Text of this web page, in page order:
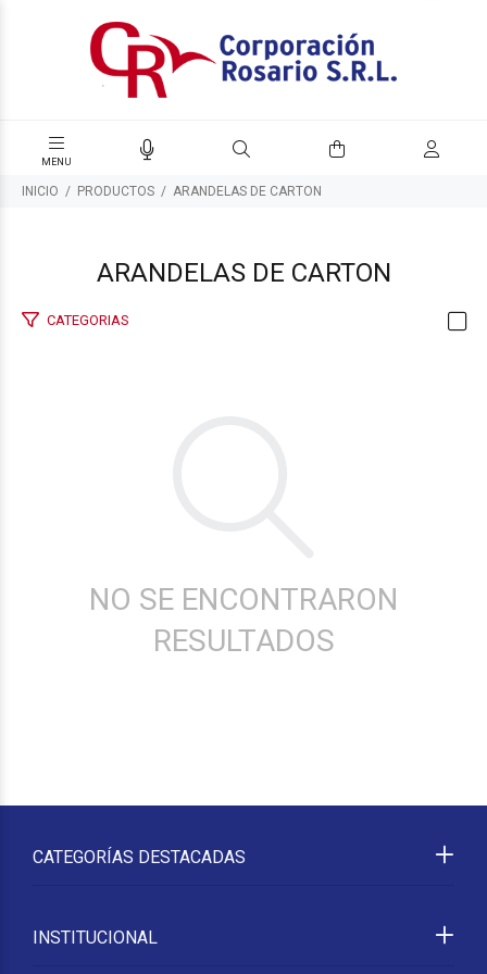
INICIO PRODUCTOS ARANDELAS DE CARTON
ARANDELAS DE CARTON
CATEGORIAS
NO SE ENCONTRARON
RESULTADOS
CATEGORÍAS DESTACADAS
INSTITUCIONAL